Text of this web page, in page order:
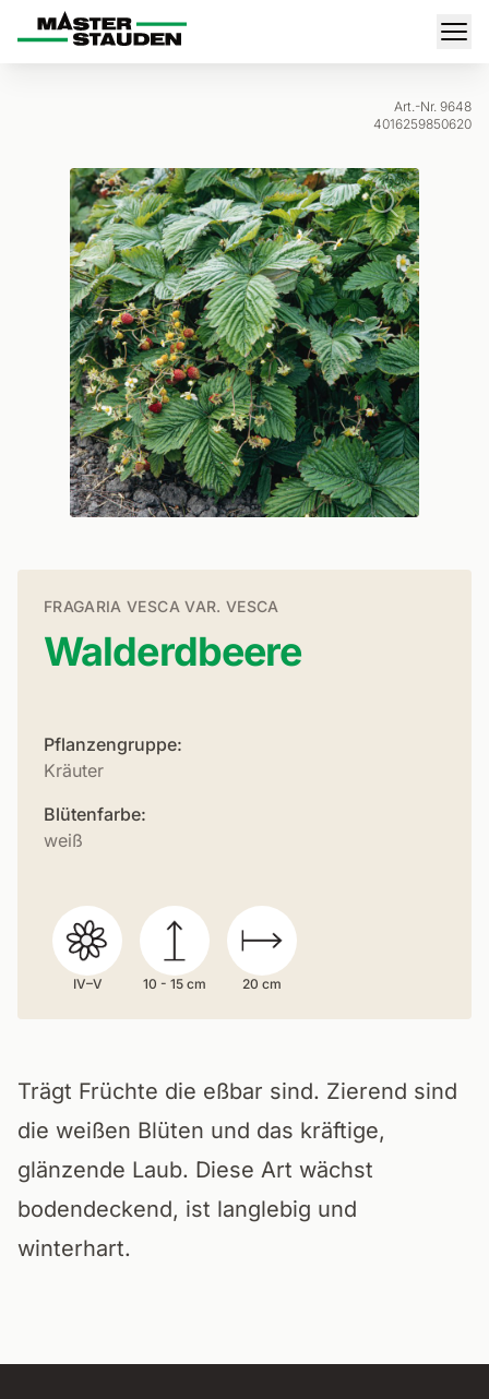
Master-Stauden
Art.-Nr. 9648
4016259850620
FRAGARIA VESCA VAR. VESCA
Walderdbeere
Pflanzengruppe:
Kräuter
Blütenfarbe:
weiß
IV–V 10 - 15 cm 20 cm
Trägt Früchte die eßbar sind. Zierend sind
die weißen Blüten und das kräftige,
glänzende Laub. Diese Art wächst
bodendeckend, ist langlebig und
winterhart.